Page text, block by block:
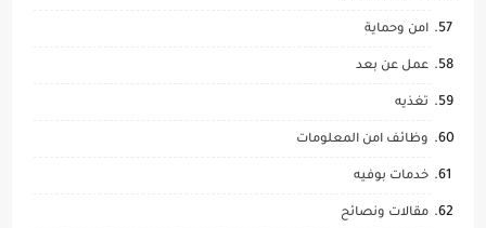
امن وحماية
عمل عن بعد
تغذيه
وظائف امن المعلومات
خدمات بوفيه
مقالات ونصائح